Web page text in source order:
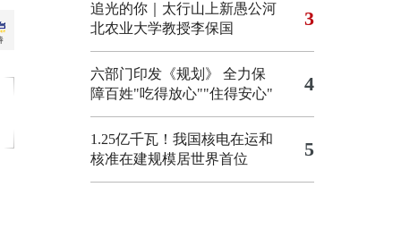
追光的你｜太行山上新愚公河
北农业大学教授李保国
3
六部门印发《规划》 全力保
障百姓"吃得放心""住得安心"
4
1.25亿千瓦！我国核电在运和
核准在建规模居世界首位
5